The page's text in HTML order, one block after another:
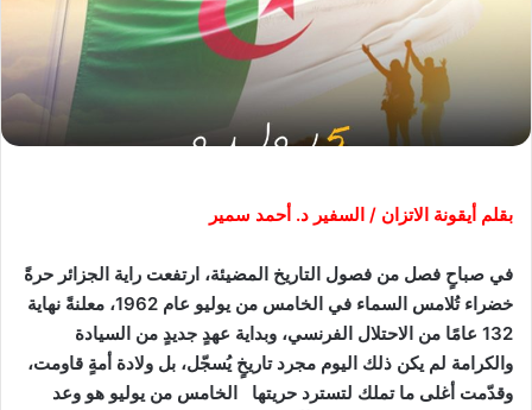
بقلم أيقونة الاتزان / السفير د. أحمد سمير
في صباحٍ فصل من فصول التاريخ المضيئة، ارتفعت راية الجزائر حرةً
خضراء تُلامس السماء في الخامس من يوليو عام 1962، معلنةً نهاية
132 عامًا من الاحتلال الفرنسي، وبداية عهدٍ جديدٍ من السيادة
والكرامة لم يكن ذلك اليوم مجرد تاريخٍ يُسجّل، بل ولادة أمةٍ قاومت،
وقدّمت أغلى ما تملك لتسترد حريتها الخامس من يوليو هو وعد